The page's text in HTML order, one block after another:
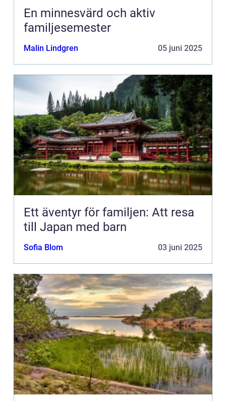
En minnesvärd och aktiv
familjesemester
Malin Lindgren 05 juni 2025
Ett äventyr för familjen: Att resa
till Japan med barn
Sofia Blom 03 juni 2025